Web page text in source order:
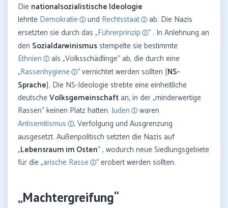
Die nationalsozialistische Ideologie
lehnte Demokratie und Rechtsstaat
ab. Die Nazis
ersetzten sie durch das „Führerprinzip
“ . In Anlehnung an
den Sozialdarwinismus stempelte sie bestimmte
Ethnien
als „Volksschädlinge“ ab, die durch eine
„Rassenhygiene “ vernichtet werden sollten [NS-
Sprache]. Die NS-Ideologie strebte eine einheitliche
deutscheVolksgemeinschaftan, in der „minderwertige
Rassen“ keinen Platz hatten. Juden
waren
Antisemitismus
, Verfolgung und Ausgrenzung
ausgesetzt. Außenpolitisch setzten die Nazis auf
„Lebensraum im Osten“ , wodurch neue Siedlungsgebiete
für die „arische Rasse “ erobert werden sollten.
„Machtergreifung“